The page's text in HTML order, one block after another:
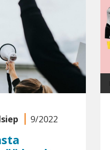
9/2022